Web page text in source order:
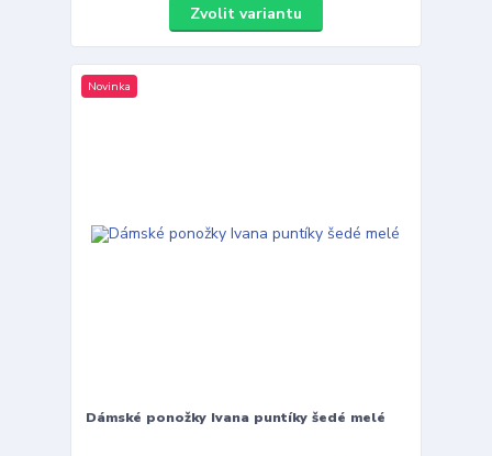
Zvolit variantu
Novinka
Dámské ponožky Ivana puntíky šedé melé